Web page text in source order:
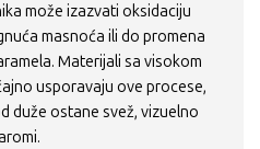
može izazvati oksidaciju
masnoća ili do promena
Materijali sa visokom
usporavaju ove procese,
duže ostane svež, vizuelno